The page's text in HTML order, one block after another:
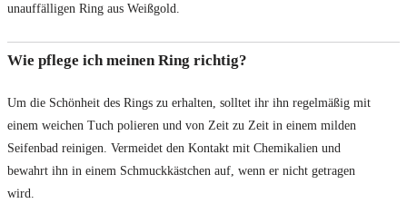
unauffälligen Ring aus Weißgold.
Wie pflege ich meinen Ring richtig?
Um die Schönheit des Rings zu erhalten, solltet ihr ihn regelmäßig mit
einem weichen Tuch polieren und von Zeit zu Zeit in einem milden
Seifenbad reinigen. Vermeidet den Kontakt mit Chemikalien und
bewahrt ihn in einem Schmuckkästchen auf, wenn er nicht getragen
wird.